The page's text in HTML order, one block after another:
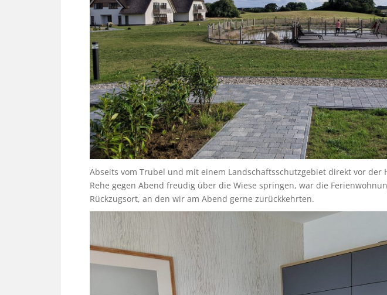
Abseits vom Trubel und mit einem Landschaftsschutzgebiet direkt vor der
Rehe gegen Abend freudig über die Wiese springen, war die
Rückzugsort, an den wir am Abend gerne zurückkehrten.